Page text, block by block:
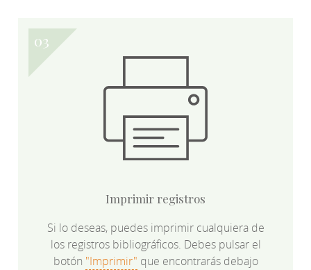
Imprimir registros
Si lo deseas, puedes imprimir cualquiera de
los registros bibliográficos. Debes pulsar el
botón "Imprimir" que encontrarás debajo